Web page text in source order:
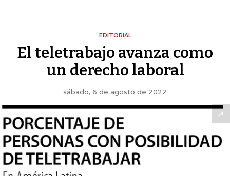
EDITORIAL
El teletrabajo avanza como
un derecho laboral
sábado, 6 de agosto de 2022